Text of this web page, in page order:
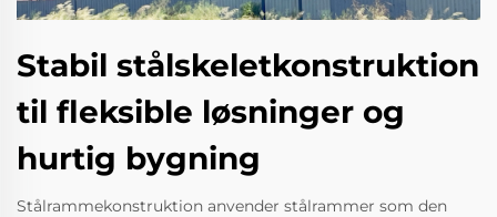
Stabil stålskeletkonstruktion
til fleksible løsninger og
hurtig bygning
Stålrammekonstruktion anvender stålrammer som den